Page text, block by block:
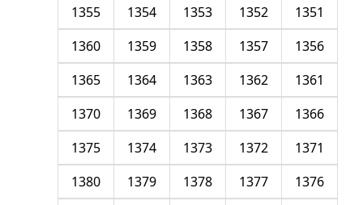
1351
1352
1353
1354
1355
1356
1357
1358
1359
1360
1361
1362
1363
1364
1365
1366
1367
1368
1369
1370
1371
1372
1373
1374
1375
1376
1377
1378
1379
1380